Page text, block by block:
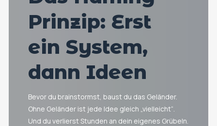
Prinzip: Erst
ein System,
dann Ideen
Bevor du brainstormst, baust du das Geländer.
Ohne Geländer ist jede Idee gleich „vielleicht“.
Und du verlierst Stunden an dein eigenes Grübeln.